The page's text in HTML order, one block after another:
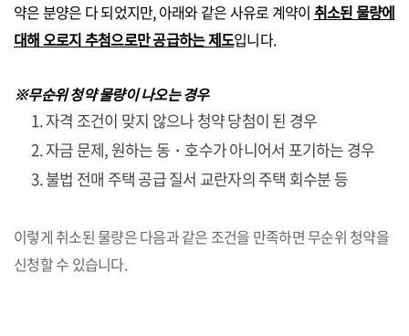
약은 분양은 다 되었지만, 아래와 같은 사유로 계약이 취소된 물량에
대해 오로지 추첨으로만 공급하는 제도입니다.
※무순위 청약 물량이 나오는 경우
자격 조건이 맞지 않으나 청약 당첨이 된 경우
자금 문제, 원하는 동・호수가 아니어서 포기하는 경우
불법 전매 주택 공급 질서 교란자의 주택 회수분 등
이렇게 취소된 물량은 다음과 같은 조건을 만족하면 무순위 청약을
신청할 수 있습니다.